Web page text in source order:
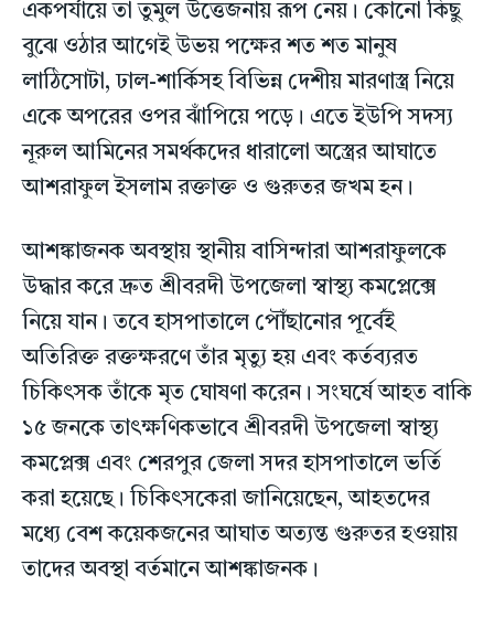
একপর্যায়ে তা তুমুল উত্তেজনায় রূপ নেয়। কোনো কিছু
বুঝে ওঠার আগেই উভয় পক্ষের শত শত মানুষ
লাঠিসোটা, ঢাল-শার্কিসহ বিভিন্ন দেশীয় মারণাস্ত্র নিয়ে
একে অপরের ওপর ঝাঁপিয়ে পড়ে। এতে ইউপি সদস্য
নূরুল আমিনের সমর্থকদের ধারালো অস্ত্রের আঘাতে
আশরাফুল ইসলাম রক্তাক্ত ও গুরুতর জখম হন।
আশঙ্কাজনক অবস্থায় স্থানীয় বাসিন্দারা আশরাফুলকে
উদ্ধার করে দ্রুত শ্রীবরদী উপজেলা স্বাস্থ্য কমপ্লেক্সে
নিয়ে যান। তবে হাসপাতালে পৌঁছানোর পূর্বেই
অতিরিক্ত রক্তক্ষরণে তাঁর মৃত্যু হয় এবং কর্তব্যরত
চিকিৎসক তাঁকে মৃত ঘোষণা করেন। সংঘর্ষে আহত বাকি
১৫ জনকে তাৎক্ষণিকভাবে শ্রীবরদী উপজেলা স্বাস্থ্য
কমপ্লেক্স এবং শেরপুর জেলা সদর হাসপাতালে ভর্তি
করা হয়েছে। চিকিৎসকেরা জানিয়েছেন, আহতদের
মধ্যে বেশ কয়েকজনের আঘাত অত্যন্ত গুরুতর হওয়ায়
তাদের অবস্থা বর্তমানে আশঙ্কাজনক।